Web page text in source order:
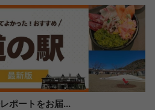
ポートをお届...